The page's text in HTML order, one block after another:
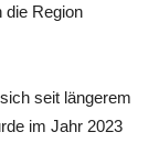
die Region
seit längerem
im Jahr 2023